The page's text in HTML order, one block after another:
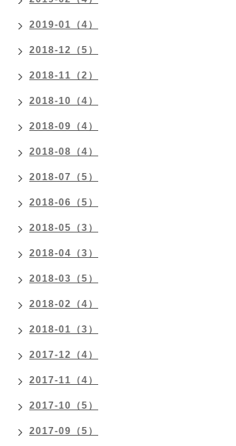
2019-01（4）
2018-12（5）
2018-11（2）
2018-10（4）
2018-09（4）
2018-08（4）
2018-07（5）
2018-06（5）
2018-05（3）
2018-04（3）
2018-03（5）
2018-02（4）
2018-01（3）
2017-12（4）
2017-11（4）
2017-10（5）
2017-09（5）